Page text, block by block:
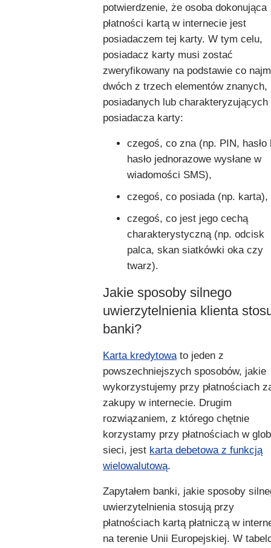
potwierdzenie, że osoba dokonująca
płatności kartą w internecie jest
posiadaczem tej karty. W tym celu,
posiadacz karty musi zostać
zweryfikowany na podstawie co
dwóch z trzech elementów znanych,
posiadanych lub charakteryzujących
posiadacza karty:
czegoś, co zna (np. PIN, hasło
hasło jednorazowe wysłane w
wiadomości SMS),
czegoś, co posiada (np. karta),
czegoś, co jest jego cechą
charakterystyczną (np. odcisk
palca, skan siatkówki oka czy
twarz).
Jakie sposoby silnego
uwierzytelnienia klienta
banki?
Karta kredytowato jeden z
powszechniejszych sposobów, jakie
wykorzystujemy przy płatnościach
zakupy w internecie. Drugim
rozwiązaniem, z którego chętnie
korzystamy przy płatnościach w
sieci, jest karta debetowa z funkcją
wielowalutową.
Zapytałem banki, jakie sposoby
uwierzytelnienia stosują przy
płatnościach kartą płatniczą w
na terenie Unii Europejskiej. W